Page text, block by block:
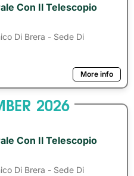
Con Il Telescopio
Di Brera - Sede Di
More info
2026
Con Il Telescopio
Di Brera - Sede Di